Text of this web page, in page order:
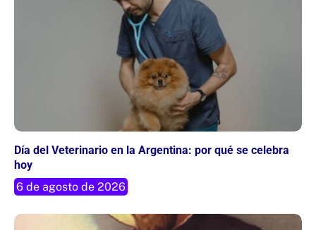
Día del Veterinario en la Argentina: por qué se celebra
hoy
6 de agosto de 2026